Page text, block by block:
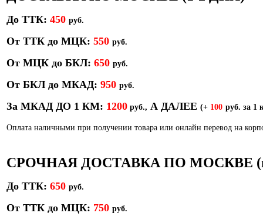
До ТТК: 450 руб.
От ТТК до МЦК: 550 руб.
От МЦК до БКЛ: 650 руб.
От БКЛ до МКАД: 950 руб.
За МКАД ДО 1 КМ: 1200 руб., А ДАЛЕЕ (+ 100 руб. за 1
Оплата наличными при получении товара или онлайн перевод на
СРОЧНАЯ ДОСТАВКА ПО МОСКВЕ (в
До ТТК: 650 руб.
От ТТК до МЦК: 750 руб.